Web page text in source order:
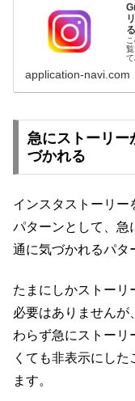
す
application-navi.com
急にストーリー
づかれる
インスタストーリー
パターンとして、急
通に気づかれるパタ
たまにしかストーリ
必要はありませんが
わらず急にストーリ
くても非表示にし
ます。